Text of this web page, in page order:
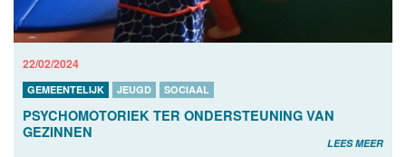
22/02/2024
GEMEENTELIJK JEUGD SOCIAAL
PSYCHOMOTORIEK TER ONDERSTEUNING VAN
GEZINNEN
LEES MEER